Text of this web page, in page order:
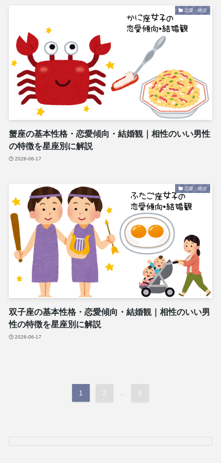
恋愛・婚活
蟹座の基本性格・恋愛傾向・結婚観｜相性のいい男性
の特徴を星座別に解説
2026-06-17
恋愛・婚活
双子座の基本性格・恋愛傾向・結婚観｜相性のいい男
性の特徴を星座別に解説
2026-06-17
1 2 ... 5